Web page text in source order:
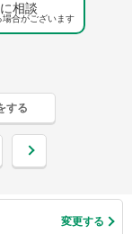
相談
場合がございます
する
変更する